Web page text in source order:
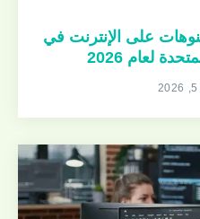
على الإنترنت في
لعام 2026